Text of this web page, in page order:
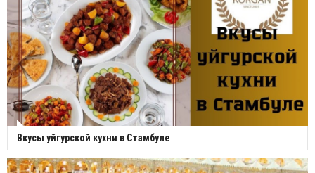
Вкусы уйгурской кухни в Стамбуле